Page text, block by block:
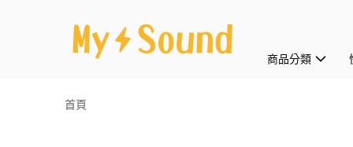
商品分類
首頁